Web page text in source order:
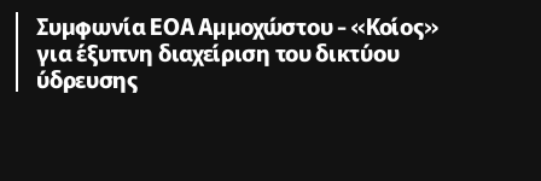
Συμφωνία ΕΟΑ Αμμοχώστου - «Κοίος»
για έξυπνη διαχείριση του δικτύου
ύδρευσης